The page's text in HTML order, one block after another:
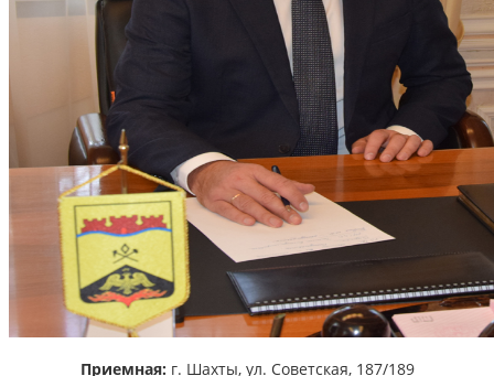
Приемная: г. Шахты, ул. Советская, 187/189